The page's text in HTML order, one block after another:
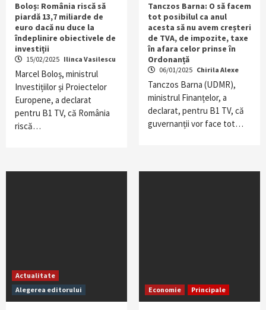
Boloș: România riscă să
piardă 13,7 miliarde de
euro dacă nu duce la
îndeplinire obiectivele de
investiții
15/02/2025 Ilinca Vasilescu
Marcel Boloș, ministrul
Investițiilor și Proiectelor
Europene, a declarat
pentru B1 TV, că România
riscă…
Tanczos Barna: O să facem
tot posibilul ca anul
acesta să nu avem creșteri
de TVA, de impozite, taxe
în afara celor prinse în
Ordonanță
06/01/2025 Chirila Alexe
Tanczos Barna (UDMR),
ministrul Finanțelor, a
declarat, pentru B1 TV, că
guvernanții vor face tot…
Actualitate
Alegerea editorului
Economie Principale